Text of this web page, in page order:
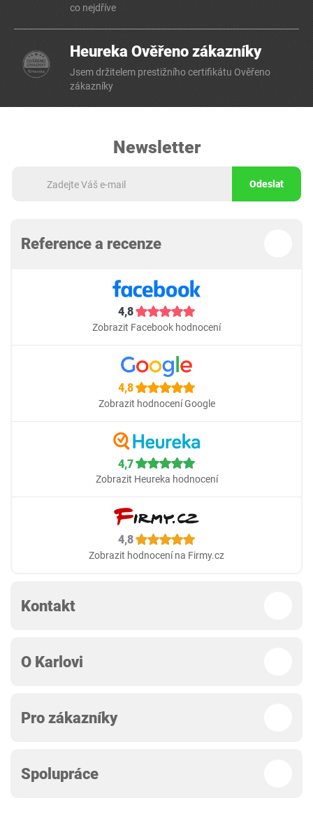
co nejdříve
Heureka Ověřeno zákazníky
Jsem držitelem prestižního certifikátu Ověřeno
zákazníky
Newsletter
Odeslat
Reference a recenze
4,8
Zobrazit Facebook hodnocení
4,8
Zobrazit hodnocení Google
4,7
Zobrazit Heureka hodnocení
4,8
Zobrazit hodnocení na Firmy.cz
Kontakt
O Karlovi
Pro zákazníky
Spolupráce